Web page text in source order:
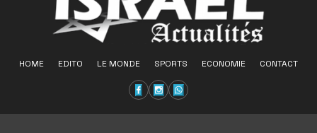
HOME EDITO LE MONDE SPORTS ECONOMIE CONTACT